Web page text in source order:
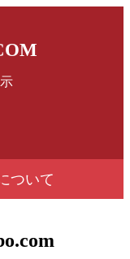
ついて